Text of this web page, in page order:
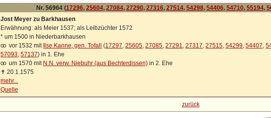
Nr. 56964 (17296, 25604, 27084, 27290, 27316, 27514, 54298, 54406, 54710, 55194,
Jost Meyer zu Barkhausen
Erwähnung: als Meier 1537; als Leibzüchter 1572
* um 1500 in Niederbarkhausen
oo vor 1532 mit Ilse Kanne, gen. Tofall (17297,25605,27085,27291,27317,27515,54299,54407,
57093, 57137) in 1. Ehe
oo um 1570 mit N.N. verw. Niebuhr (aus Bechterdissen) in 2. Ehe
✝ 20.1.1575
mehr...
Quelle
zurück